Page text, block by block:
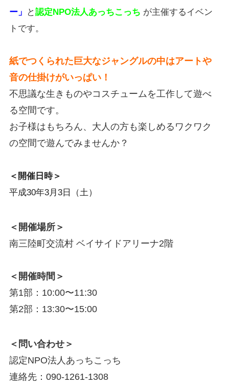
ー」
と認定NPO法人あっちこっち が主催するイベン
トです。
紙でつくられた巨大なジャングルの中はアートや
音の仕掛けがいっぱい！
不思議な生きものやコスチュームを工作して遊べ
る空間です。
お子様はもちろん、大人の方も楽しめるワクワク
の空間で遊んでみませんか？
＜開催日時＞
平成30年3月3日（土）
＜開催場所＞
南三陸町交流村 ベイサイドアリーナ2階
＜開催時間＞
第1部：10:00〜11:30
第2部：13:30〜15:00
＜問い合わせ＞
認定NPO法人あっちこっち
連絡先：090-1261-1308